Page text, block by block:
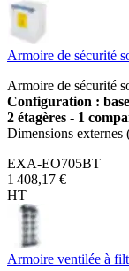
Armoire de sécurité
Armoire de sécurité
Configuration :
2 étagères - 1
Dimensions
EXA-EO705BT
1 408,17 €
HT
Armoire ventilée à